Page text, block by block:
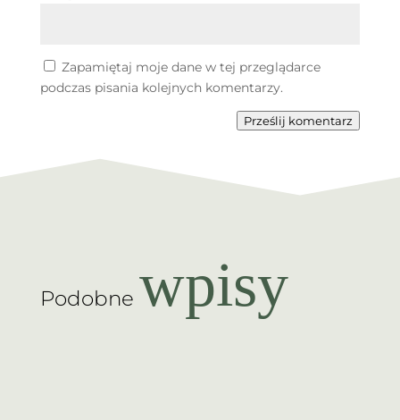
Zapamiętaj moje dane w tej przeglądarce
podczas pisania kolejnych komentarzy.
Prześlij komentarz
Podobne wpisy